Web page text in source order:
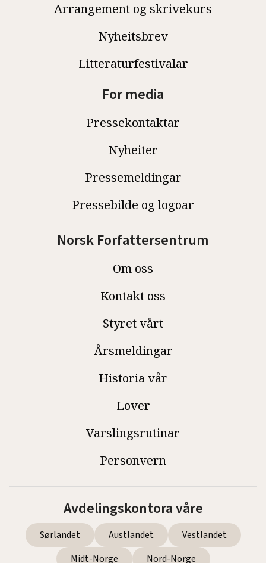
Arrangement og skrivekurs
Nyheitsbrev
Litteraturfestivalar
For media
Pressekontaktar
Nyheiter
Pressemeldingar
Pressebilde og logoar
Norsk Forfattersentrum
Om oss
Kontakt oss
Styret vårt
Årsmeldingar
Historia vår
Lover
Varslingsrutinar
Personvern
Avdelingskontora våre
Sørlandet Austlandet
Vestlandet
Midt-Norge
Nord-Norge